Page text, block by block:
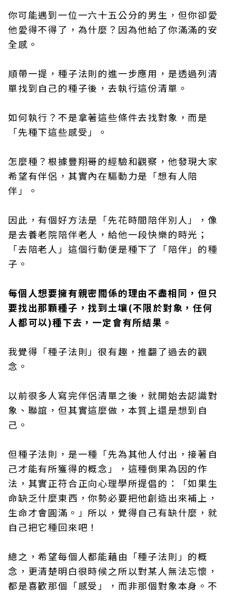
你可能遇到一位一六十五公分的男生，但你卻愛
他愛得不得了，為什麼？因為他給了你滿滿的安
全感。
順帶一提，種子法則的進一步應用，是透過列清
單找到自己的種子後，去執行這份清單。
如何執行？不是拿著這些條件去找對象，而是
「先種下這些感受」。
怎麼種？根據豐翔哥的經驗和觀察，他發現大家
希望有伴侶，其實內在驅動力是「想有人陪
伴」。
因此，有個好方法是「先花時間陪伴別人」，像
是去養老院陪伴老人，給他一段快樂的時光；
「去陪老人」這個行動便是種下了「陪伴」的種
子。
每個人想要擁有親密關係的理由不盡相同，但只
要找出那顆種子，找到土壤(不限於對象，任何
人都可以)種下去，一定會有所結果。
我覺得「種子法則」很有趣，推翻了過去的觀
念。
以前很多人寫完伴侶清單之後，就開始去認識對
象、聯誼，但其實這麼做，本質上還是想到自
己。
但種子法則，是一種「先為其他人付出，接著自
己才能有所獲得的概念」，這種倒果為因的作
法，其實正符合正向心理學所提倡的：「如果生
命缺乏什麼東西，你勢必要把他創造出來補上，
生命才會圓滿。」所以，覺得自己有缺什麼，就
自己把它種回來吧！
總之，希望每個人都能藉由「種子法則」的概
念，更清楚明白很時候之所以對某人無法忘懷，
都是喜歡那個「感受」，而非那個對象本身。不